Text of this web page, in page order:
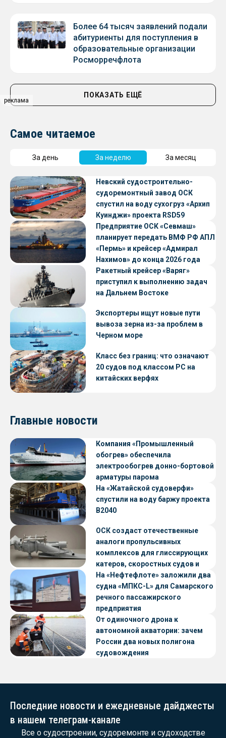
реклама
Более 64 тысяч заявлений подали
абитуриенты для поступления в
образовательные организации
Росморречфлота
ПОКАЗАТЬ ЕЩЁ
Самое читаемое
За день За неделю За месяц
Невский судостроительно-
судоремонтный завод ОСК
спустил на воду сухогруз «Архип
Куинджи» проекта RSD59
Предприятие ОСК «Севмаш»
планирует передать ВМФ РФ АПЛ
«Пермь» и крейсер «Адмирал
Нахимов» до конца 2026 года
Ракетный крейсер «Варяг»
приступил к выполнению задач
на Дальнем Востоке
Экспортеры ищут новые пути
вывоза зерна из-за проблем в
Черном море
Класс без границ: что означают
20 судов под классом РС на
китайских верфях
Главные новости
Компания «Промышленный
обогрев» обеспечила
электрообогрев донно-бортовой
арматуры парома
«Петропавловск» проекта CNF22
На «Жатайской судоверфи»
спустили на воду баржу проекта
В2040
ОСК создаст отечественные
аналоги пропульсивных
комплексов для глиссирующих
катеров, скоростных судов и
судов с малой осадкой
На «Нефтефлоте» заложили два
судна «МПКС-L» для Самарского
речного пассажирского
предприятия
От одиночного дрона к
автономной акватории: зачем
России два новых полигона
судовождения
Последние новости и ежедневные дайджесты
в нашем телеграм-канале
Все о судостроении, судоремонте и судоходстве